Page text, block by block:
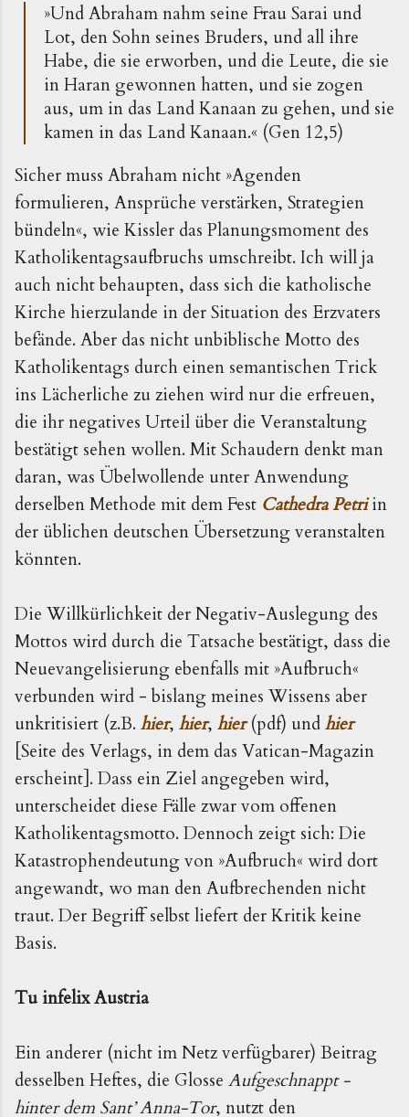
»Und Abraham nahm seine Frau Sarai und
Lot, den Sohn seines Bruders, und all ihre
Habe, die sie erworben, und die Leute, die sie
in Haran gewonnen hatten, und sie zogen
aus, um in das Land Kanaan zu gehen, und sie
kamen in das Land Kanaan.« (Gen 12,5)
Sicher muss Abraham nicht »Agenden
formulieren, Ansprüche verstärken, Strategien
bündeln«, wie Kissler das Planungsmoment des
Katholikentagsaufbruchs umschreibt. Ich will ja
auch nicht behaupten, dass sich die katholische
Kirche hierzulande in der Situation des Erzvaters
befände. Aber das nicht unbiblische Motto des
Katholikentags durch einen semantischen Trick
ins Lächerliche zu ziehen wird nur die erfreuen,
die ihr negatives Urteil über die Veranstaltung
bestätigt sehen wollen. Mit Schaudern denkt man
daran, was Übelwollende unter Anwendung
derselben Methode mit dem Fest Cathedra Petriin
der üblichen deutschen Übersetzung veranstalten
könnten.
Die Willkürlichkeit der Negativ-Auslegung des
Mottos wird durch die Tatsache bestätigt, dass die
Neuevangelisierung ebenfalls mit »Aufbruch«
verbunden wird - bislang meines Wissens aber
unkritisiert (z.B. hier, hier, hier(pdf) undhier
[Seite des Verlags, in dem das Vatican-Magazin
erscheint]. Dass ein Ziel angegeben wird,
unterscheidet diese Fälle zwar vom offenen
Katholikentagsmotto. Dennoch zeigt sich: Die
Katastrophendeutung von »Aufbruch« wird dort
angewandt, wo man den Aufbrechenden nicht
traut. Der Begriff selbst liefert der Kritik keine
Basis.
Tu infelix Austria
Ein anderer (nicht im Netz verfügbarer) Beitrag
desselben Heftes, die Glosse Aufgeschnappt -
hinter dem Sant’ Anna-Tor, nutzt den